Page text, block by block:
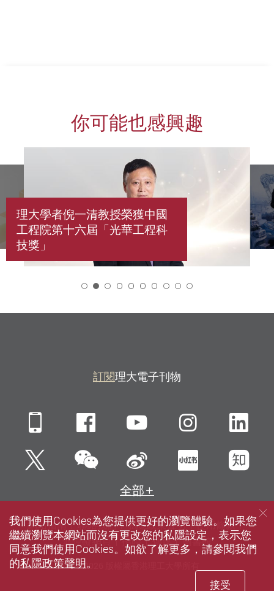
你可能也感興趣
理大學者倪一清教授榮獲中國
工程院第十六屆「光華工程科
技獎」
訂閱理大電子刊物
Mobile FacebookYouTube
Twitter微信 新浪微博小紅書知
全部
網站指南 聯絡我們 私隱政策聲明
使用條款
無障礙網頁
招聘 傳媒 圖書館
© 2026 版權屬香港理工大學所有
我們使用Cookies為您提供更好的瀏覽體驗。如果您
繼續瀏覽本網站而沒有更改您的私隱設定，表示您
同意我們使用Cookies。如欲了解更多，請參閱我們
的私隱政策聲明。
接受